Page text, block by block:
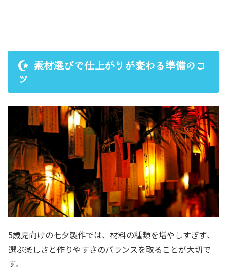
素材選びで仕上がりが変わる準備のコ
ツ
5歳児向けの七夕製作では、材料の種類を増やしすぎず、
選ぶ楽しさと作りやすさのバランスを取ることが大切で
す。